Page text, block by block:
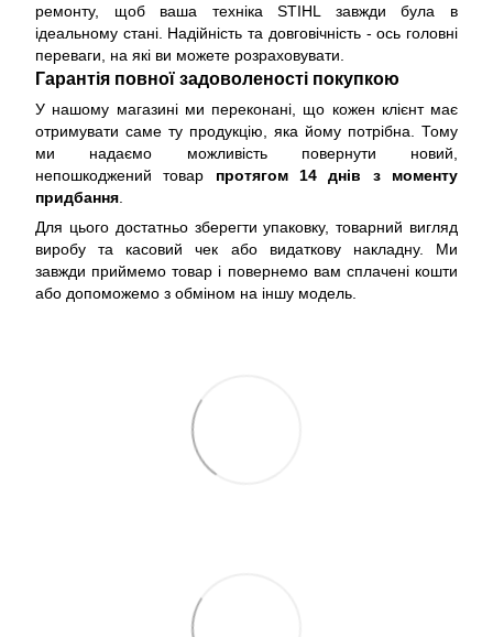
ремонту, щоб ваша техніка STIHL завжди була в
ідеальному стані. Надійність та довговічність - ось головні
переваги, на які ви можете розраховувати.
Гарантія повної задоволеності покупкою
У нашому магазині ми переконані, що кожен клієнт має
отримувати саме ту продукцію, яка йому потрібна. Тому
ми надаємо можливість повернути новий,
непошкоджений товар протягом 14 днів з моменту
придбання
Для цього достатньо зберегти упаковку, товарний вигляд
виробу та касовий чек або видаткову накладну. Ми
завжди приймемо товар і повернемо вам сплачені кошти
або допоможемо з обміном на іншу модель.